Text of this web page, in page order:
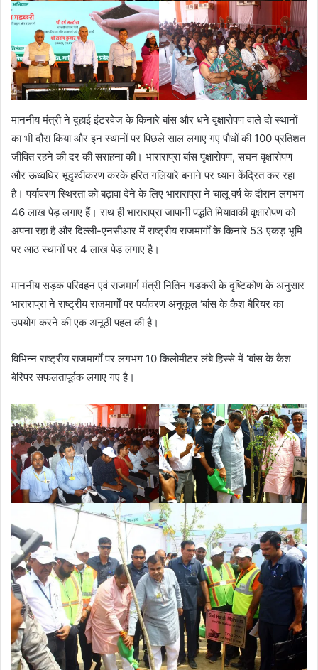
माननीय मंत्री ने दुहाई इंटरवेज के किनारे बांस और धने वृक्षारोपण वाले दो स्थानों
का भी दौरा किया और इन स्थानों पर पिछले साल लगाए गए पौधों की 100 प्रतिशत
जीवित रहने की दर की सराहना की। भाराराप्रा बांस पृक्षारोपण, सघन वृक्षारोपण
और ऊध्वधिर भूदृश्वीकरण करके हरित गलियारे बनाने पर ध्यान केंद्रित कर रहा
है। पर्यावरण स्थिरता को बढ़ावा देने के लिए भाराराप्रा ने चालू वर्ष के दौरान लगभग
46 लाख पेड़ लगाए हैं। राथ ही भाराराप्रा जापानी पद्धति मियावाकी वृक्षारोपण को
अपना रहा है और दिल्ली-एनसीआर में राष्ट्रीय राजमार्गों के किनारे 53 एकड़ भूमि
पर आठ स्थानों पर 4 लाख पेड़ लगाए है।
माननीय सड़क परिवहन एवं राजमार्ग मंत्री नितिन गडकरी के दृष्टिकोण के अनुसार
भाराराप्रा ने राष्ट्रीय राजमार्गों पर पर्यावरण अनुकूल ‘बांस के कैश बैरियर का
उपयोग करने की एक अनूठी पहल की है।
विभिन्न राष्ट्रीय राजमार्गों पर लगभग 10 किलोमीटर लंबे हिस्से में ‘बांस के कैश
बेरिपर सफलतापूर्वक लगाए गए है।